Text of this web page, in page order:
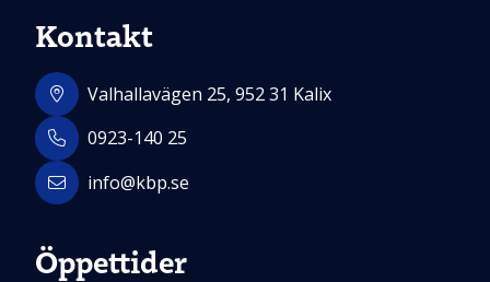
Kontakt
Valhallavägen 25, 952 31 Kalix
0923-140 25
info@kbp.se
Öppettider